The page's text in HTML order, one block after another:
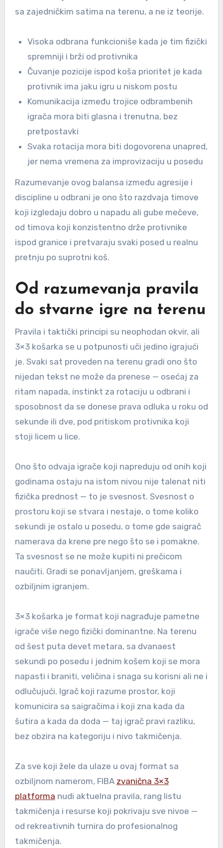
sa zajedničkim satima na terenu, a ne iz teorije.
Visoka odbrana funkcioniše kada je tim fizički
spremniji i brži od protivnika
Čuvanje pozicije ispod koša prioritet je kada
protivnik ima jaku igru u niskom postu
Komunikacija između trojice odbrambenih
igrača mora biti glasna i trenutna, bez
pretpostavki
Svaka rotacija mora biti dogovorena unapred,
jer nema vremena za improvizaciju u posedu
Razumevanje ovog balansa između agresije i
discipline u odbrani je ono što razdvaja timove
koji izgledaju dobro u napadu ali gube mečeve,
od timova koji konzistentno drže protivnike
ispod granice i pretvaraju svaki posed u realnu
pretnju po suprotni koš.
Od razumevanja pravila
do stvarne igre na terenu
Pravila i taktički principi su neophodan okvir, ali
3×3 košarka se u potpunosti uči jedino igrajući
je. Svaki sat proveden na terenu gradi ono što
nijedan tekst ne može da prenese — osećaj za
ritam napada, instinkt za rotaciju u odbrani i
sposobnost da se donese prava odluka u roku od
sekunde ili dve, pod pritiskom protivnika koji
stoji licem u lice.
Ono što odvaja igrače koji napreduju od onih koji
godinama ostaju na istom nivou nije talenat niti
fizička prednost — to je svesnost. Svesnost o
prostoru koji se stvara i nestaje, o tome koliko
sekundi je ostalo u posedu, o tome gde saigrač
namerava da krene pre nego što se i pomakne.
Ta svesnost se ne može kupiti ni prečicom
naučiti. Gradi se ponavljanjem, greškama i
ozbiljnim igranjem.
3×3 košarka je format koji nagrađuje pametne
igrače više nego fizički dominantne. Na terenu
od šest puta devet metara, sa dvanaest
sekundi po posedu i jednim košem koji se mora
napasti i braniti, veličina i snaga su korisni ali ne i
odlučujući. Igrač koji razume prostor, koji
komunicira sa saigračima i koji zna kada da
šutira a kada da dodа — taj igrač pravi razliku,
bez obzira na kategoriju i nivo takmičenja.
Za sve koji žele da ulaze u ovaj format sa
ozbiljnom namerom, FIBA zvanična 3×3
platforma nudi aktuelna pravila, rang listu
takmičenja i resurse koji pokrivaju sve nivoe —
od rekreativnih turnira do profesionalnog
takmičenja.